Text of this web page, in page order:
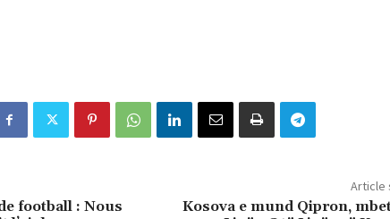
football : Nous
Article
Kosova e mund Qipron,